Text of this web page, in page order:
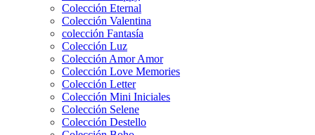
Colección Eternal
Colección Valentina
colección Fantasía
Colección Luz
Colección Amor Amor
Colección Love Memories
Colección Letter
Colección Mini Iniciales
Colección Selene
Colección Destello